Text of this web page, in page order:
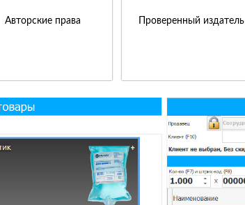
Авторские права Проверенный издатель